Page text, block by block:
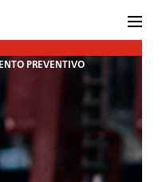
PREVENTIVO